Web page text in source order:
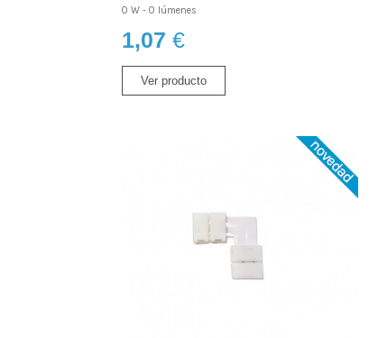
0 W - 0 lúmenes
1,07 €
Ver producto